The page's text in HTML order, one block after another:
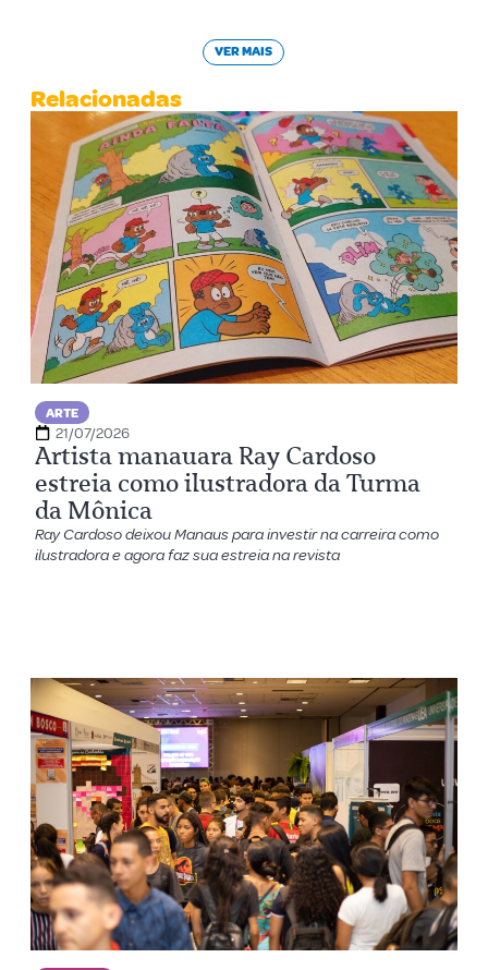
VER MAIS
Relacionadas
ARTE
21/07/2026
Artista manauara Ray Cardoso
estreia como ilustradora da Turma
da Mônica
Ray Cardoso deixou Manaus para investir na carreira como
ilustradora e agora faz sua estreia na revista